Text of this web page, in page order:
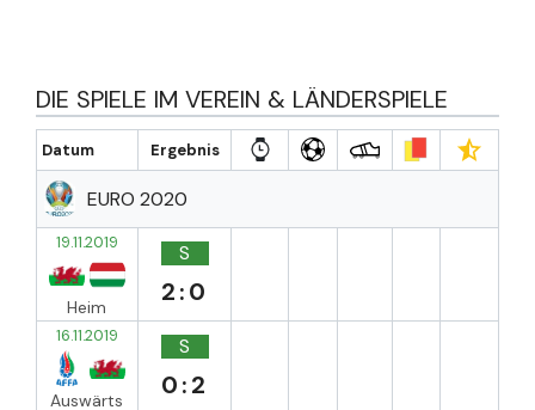
DIE SPIELE IM VEREIN & LÄNDERSPIELE
Datum Ergebnis
EURO 2020
19.11.2019
Heim
S
2:0
16.11.2019
Auswärts
S
0:2